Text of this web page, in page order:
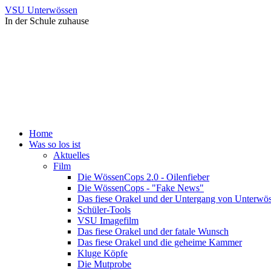
VSU Unterwössen
In der Schule zuhause
Home
Was so los ist
Aktuelles
Film
Die WössenCops 2.0 - Oilenfieber
Die WössenCops - "Fake News"
Das fiese Orakel und der Untergang von
Schüler-Tools
VSU Imagefilm
Das fiese Orakel und der fatale Wunsch
Das fiese Orakel und die geheime Kammer
Kluge Köpfe
Die Mutprobe